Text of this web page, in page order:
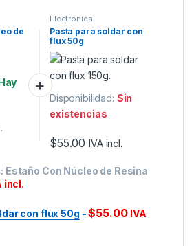
de
Electrónica
Pasta para soldar con
flux 50g
Disponibilidad: Sin
existencias
$55.00 IVA incl.
Estaño Con Núcleo de Resina
incl.
con flux 50g -$55.00 IVA